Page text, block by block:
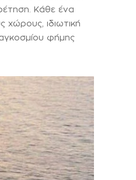
Κάθε ένα
χώρους, ιδιωτική
φήμης